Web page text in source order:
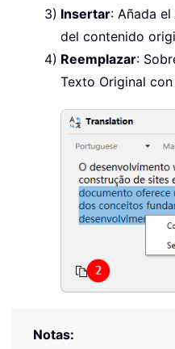
Insertar: Añada
del contenido
Reemplazar:
Texto Original
Notas: